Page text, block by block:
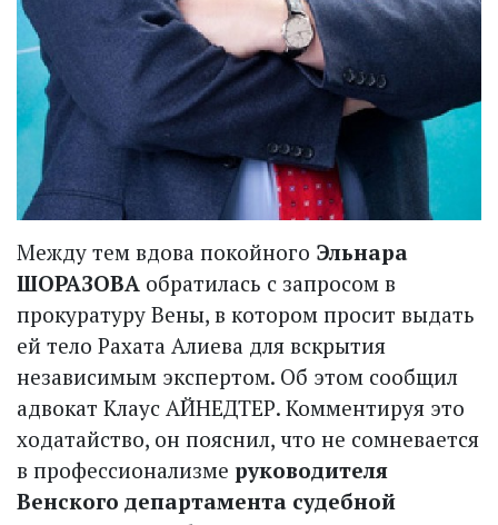
Между тем вдова покойного Эльнара
ШОРАЗОВА обратилась с запросом в
прокуратуру Вены, в котором просит выдать
ей тело Рахата Алиева для вскрытия
независимым экспертом. Об этом сообщил
адвокат Клаус АЙНЕДТЕР. Комментируя это
ходатайство, он пояснил, что не сомневается
в профессионализме руководителя
Венского департамента судебной